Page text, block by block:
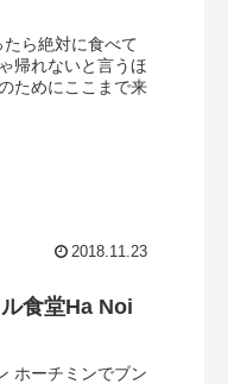
ら絶対に食べて
帰れないと言うほ
ためにここまで来
2018.11.23
食堂Ha Noi
ホーチミンでブン